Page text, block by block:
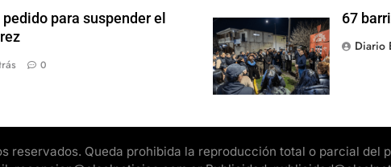
para suspender el
0
67
Diario
reservados. Queda prohibida la reproducción total o parcial del